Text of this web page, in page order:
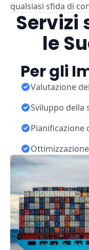
qualsiasi sfida di
Servizi
le
Per gli
Valutazione
Sviluppo della